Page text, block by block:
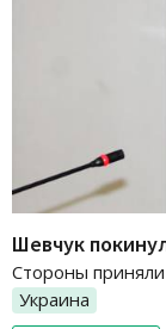
Шевчук
Стороны
Украина